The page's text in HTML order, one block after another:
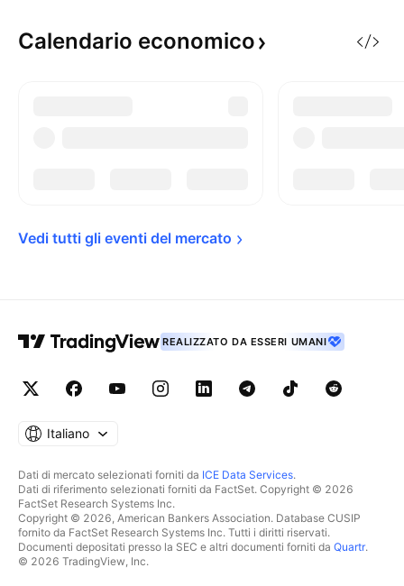
Calendario economico
Vedi tutti gli eventi del mercato
REALIZZATO DA ESSERI UMANI
Italiano
Dati di mercato selezionati forniti da ICE Data Services.
Dati di riferimento selezionati forniti da FactSet. Copyright © 2026
FactSet Research Systems Inc.
Copyright © 2026, American Bankers Association. Database CUSIP
fornito da FactSet Research Systems Inc. Tutti i diritti riservati.
Documenti depositati presso la SEC e altri documenti forniti da Quartr.
© 2026 TradingView, Inc.